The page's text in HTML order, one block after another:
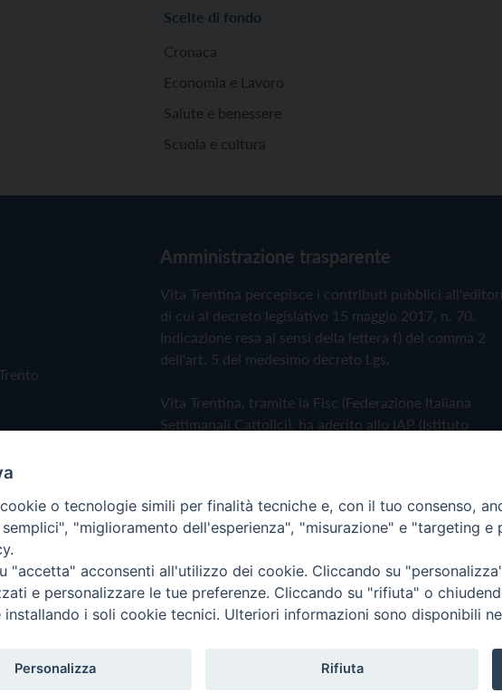
Scelte di fondo
Cronaca
Economia e Lavoro
Salute e benessere
Scuola e cultura
Amministrazione trasparente
Vita Trentina percepisce i contributi pubblici
di cui al decreto legislativo 15 maggio 2017, n. 70.
Indicazione resa ai sensi della lettera f) del comma 2
dell'art. 5 del medesimo decreto Lgs.
Vita Trentina, tramite la Fisc (Federazione Italiana
Settimanali Cattolici), ha aderito allo IAP (Istituto
Privacy Policy Cookie Policy
riservati - Vita Trentina Editrice
o tecnologie simili per finalità tecniche e, con il tuo consenso,
"miglioramento dell'esperienza", "misurazione" e "targeting
"accetta" acconsenti all'utilizzo dei cookie. Cliccando su
e personalizzare le tue preferenze. Cliccando su "rifiuta" o
installando i soli cookie tecnici. Ulteriori informazioni sono disponibili
Personalizza Rifiuta